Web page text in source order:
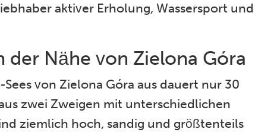
aktiver Erholung, Wassersport und
der Nähe von Zielona Góra
von Zielona Góra aus dauert nur 30
zwei Zweigen mit unterschiedlichen
ziemlich hoch, sandig und größtenteils